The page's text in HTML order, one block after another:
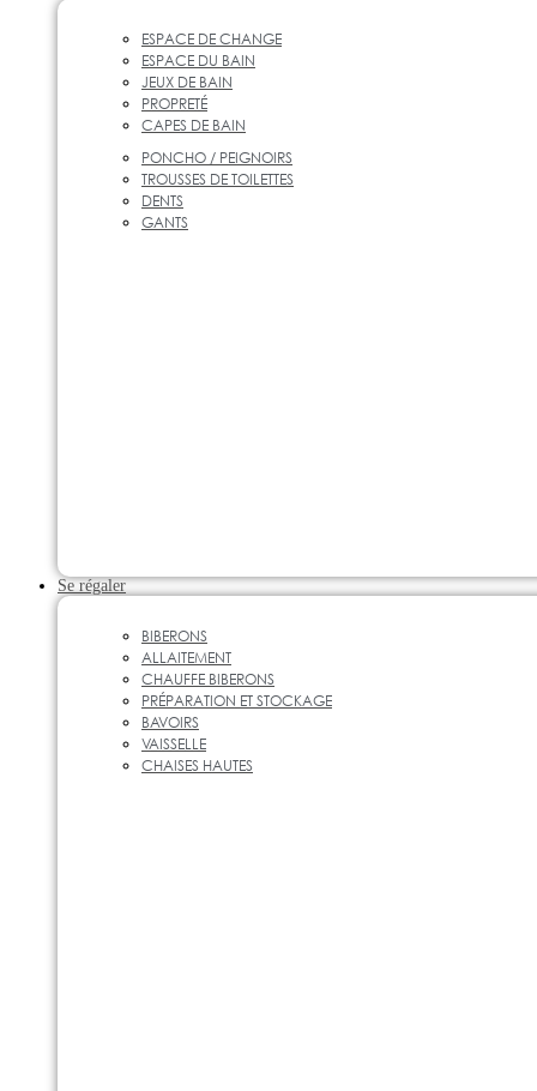
ESPACE DE CHANGE
ESPACE DU BAIN
JEUX DE BAIN
PROPRETÉ
CAPES DE BAIN
PONCHO / PEIGNOIRS
TROUSSES DE TOILETTES
DENTS
GANTS
Se régaler
BIBERONS
ALLAITEMENT
CHAUFFE BIBERONS
PRÉPARATION ET STOCKAGE
BAVOIRS
VAISSELLE
CHAISES HAUTES